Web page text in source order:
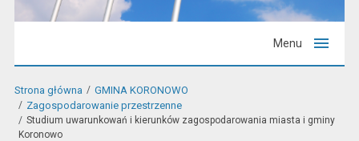
Menu
Strona główna
GMINA KORONOWO
Zagospodarowanie przestrzenne
Studium uwarunkowań i kierunków zagospodarowania miasta i gminy
Koronowo